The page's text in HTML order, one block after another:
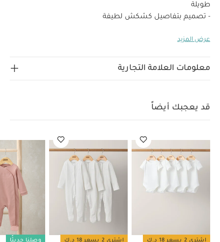
طويلة
- تصميم بتفاصيل كشكش لطيفة
بدلة السباحة هذه المزينة بطبعة فراولة مرحة، لتكون خيارًا أنيقًا
الاستخدام، مع بطانة ناعمة من البوليستر لتوفير الراحة
بالمغامرات الصيفية.
تعليمات العناية/الإرشادات:
تنظيف عند درجة حرارة 30
يُمنع استخدام المبيّض
يُمنع التجفيف بالمجفف
يُمنع
الكي
يُمنع التنظيف الجاف
تنظف مع ألوان مماثلة
وبالجهة الداخلية للخارج
تشطف بالماء النقي مباشرة بعد
الاستخدام
تترك ليجف بعيدًا عن الحرارة المباشرة وأشعة
طقم ألبسة قطعة واحدة بأكمام قصيرة
طقم بيجاما قطعة واحدة عضوية
لباس بتصميم قطعة واحدة بطبعة حبيبي باللون
عرض المزيد
معلومات العلامة التجارية
قد يعجبك أيضاً
اشتري 2 بسعر 18 د.ك اشتري 2 بسعر 18 د.ك وصلنا حديثًا